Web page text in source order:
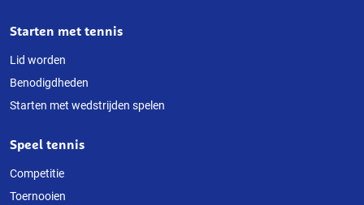
Starten met tennis
Lid worden
Benodigdheden
Starten met wedstrijden spelen
Speel tennis
Competitie
Toernooien